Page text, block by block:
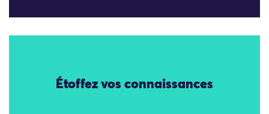
Étoffez vos connaissances